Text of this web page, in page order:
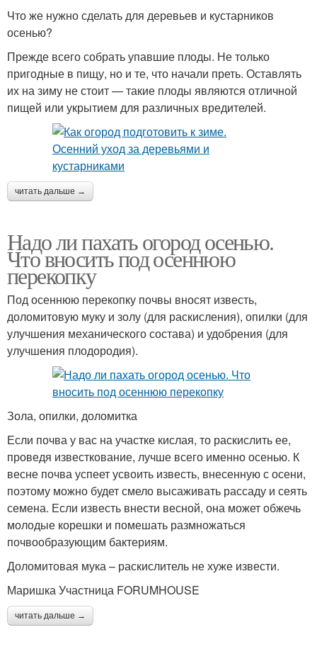
Что же нужно сделать для деревьев и кустарников
осенью?
Прежде всего собрать упавшие плоды. Не только
пригодные в пищу, но и те, что начали преть. Оставлять
их на зиму не стоит — такие плоды являются отличной
пищей или укрытием для различных вредителей.
читать дальше →
Надо ли пахать огород осенью.
Что вносить под осеннюю
перекопку
Под осеннюю перекопку почвы вносят известь,
доломитовую муку и золу (для раскисления), опилки (для
улучшения механического состава) и удобрения (для
улучшения плодородия).
Зола, опилки, доломитка
Если почва у вас на участке кислая, то раскислить ее,
проведя известкование, лучше всего именно осенью. К
весне почва успеет усвоить известь, внесенную с осени,
поэтому можно будет смело высаживать рассаду и сеять
семена. Если известь внести весной, она может обжечь
молодые корешки и помешать размножаться
почвообразующим бактериям.
Доломитовая мука – раскислитель не хуже извести.
Маришка Участница FORUMHOUSE
читать дальше →